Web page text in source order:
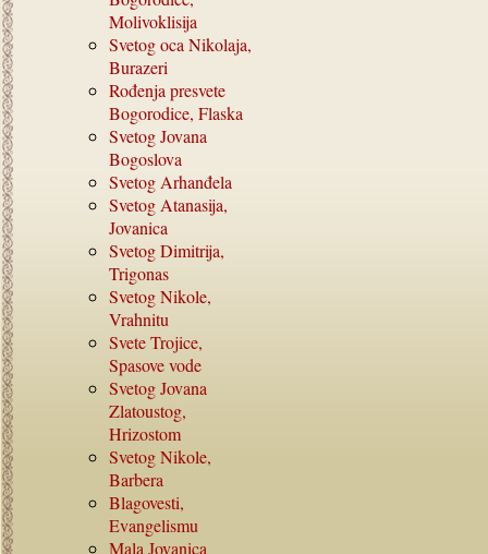
Molivoklisija
Svetog oca Nikolaja,
Burazeri
Rođenja presvete
Bogorodice, Flaska
Svetog Jovana
Bogoslova
Svetog Arhanđela
Svetog Atanasija,
Jovanica
Svetog Dimitrija,
Trigonas
Svetog Nikole,
Vrahnitu
Svete Trojice,
Spasove vode
Svetog Jovana
Zlatoustog,
Hrizostom
Svetog Nikole,
Barbera
Blagovesti,
Evangelismu
Mala Jovanica